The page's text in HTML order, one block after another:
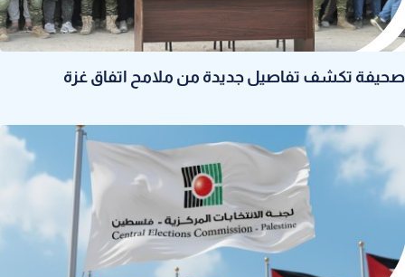
صحيفة تكشف تفاصيل جديدة من ملامح اتفاق غزة